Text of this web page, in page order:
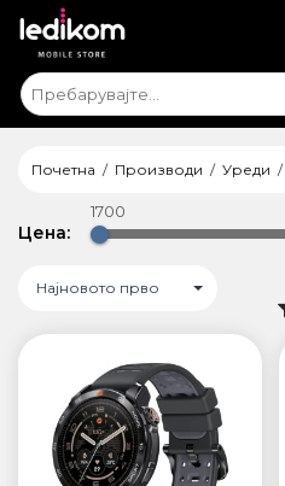
Почетна Производи Уреди
Цена:
1700
Најновото прво
ТАБЛЕТИ